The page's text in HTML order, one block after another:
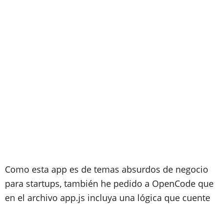
Como esta app es de temas absurdos de negocio
para startups, también he pedido a OpenCode que
en el archivo app.js incluya una lógica que cuente